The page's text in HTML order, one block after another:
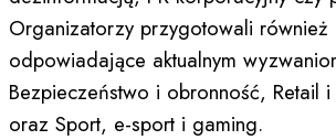
Organizatorzy przygotowali
odpowiadające aktualnym
Bezpieczeństwo i obronność, Retail
oraz Sport, e-sport i gaming.